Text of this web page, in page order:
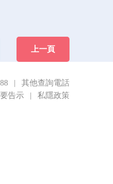
上一頁
| 其他查詢電話
告示 | 私隱政策